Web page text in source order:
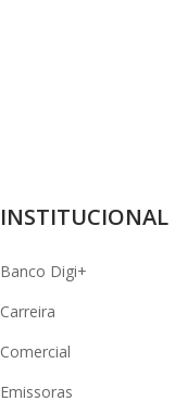
INSTITUCIONAL
Banco Digi+
Carreira
Comercial
Emissoras